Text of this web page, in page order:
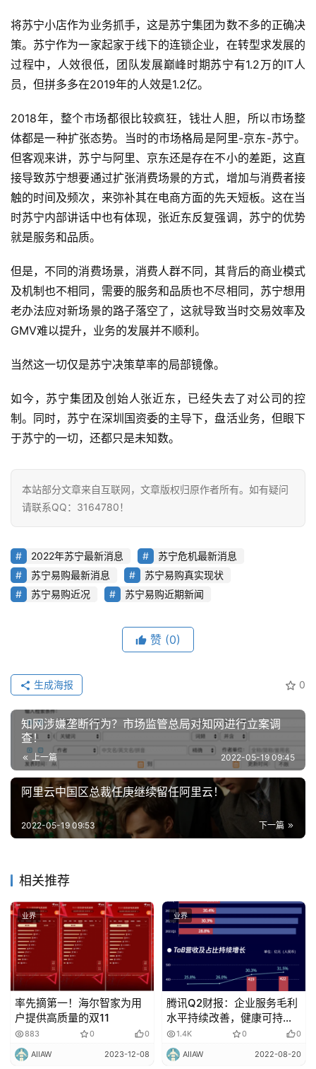
将苏宁小店作为业务抓手，这是苏宁集团为数不多的正确决
策。苏宁作为一家起家于线下的连锁企业，在转型求发展的
过程中，人效很低，团队发展巅峰时期苏宁有1.2万的IT人
员，但拼多多在2019年的人效是1.2亿。
2018年，整个市场都很比较疯狂，钱壮人胆，所以市场整
体都是一种扩张态势。当时的市场格局是阿里-京东-苏宁。
但客观来讲，苏宁与阿里、京东还是存在不小的差距，这直
接导致苏宁想要通过扩张消费场景的方式，增加与消费者接
触的时间及频次，来弥补其在电商方面的先天短板。这在当
时苏宁内部讲话中也有体现，张近东反复强调，苏宁的优势
就是服务和品质。
但是，不同的消费场景，消费人群不同，其背后的商业模式
及机制也不相同，需要的服务和品质也不尽相同，苏宁想用
老办法应对新场景的路子落空了，这就导致当时交易效率及
GMV难以提升，业务的发展并不顺利。
当然这一切仅是苏宁决策草率的局部镜像。
如今，苏宁集团及创始人张近东，已经失去了对公司的控
制。同时，苏宁在深圳国资委的主导下，盘活业务，但眼下
于苏宁的一切，还都只是未知数。
本站部分文章来自互联网，文章版权归原作者所有。如有疑问
请联系QQ：3164780！
2022年苏宁最新消息
苏宁危机最新消息
苏宁易购最新消息
苏宁易购真实现状
苏宁易购近况
苏宁易购近期新闻
赞 (0)
0
生成海报
知网涉嫌垄断行为？市场监管总局对知网进行立案调
查！
上一篇 2022-05-19 09:45
阿里云中国区总裁任庚继续留任阿里云！
下一篇
2022-05-19 09:53
相关推荐
业界
率先摘第一！海尔智家为用
户提供高质量的双11
883 0 0
AIIAW 2023-12-08
业界
腾讯Q2财报：企业服务毛利
水平持续改善，健康可持续
战略初见成效
1.4K 0 0
AIIAW 2022-08-20